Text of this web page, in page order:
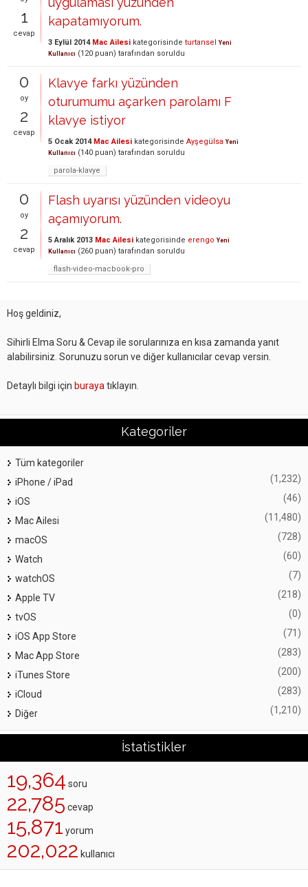
1
cevap
kapatamıyorum.
3 Eylül 2014 Mac Ailesi kategorisinde turtansel Yeni
Kullanıcı (120 puan) tarafından soruldu
0
oy
2
cevap
Klavye farkı yüzünden
oturumumu açarken parolamı F
klavye istiyor
5 Ocak 2014 Mac Ailesi kategorisinde Ayşegülsa Yeni
Kullanıcı (140 puan) tarafından soruldu
parola-klavye
0
oy
2
cevap
Flash uyarısı yüzünden videoyu
açamıyorum.
5 Aralık 2013 Mac Ailesi kategorisinde erengo Yeni
Kullanıcı (260 puan) tarafından soruldu
flash-video-macbook-pro
Hoş geldiniz,
Sihirli Elma Soru & Cevap ile sorularınıza en kısa zamanda yanıt
alabilirsiniz. Sorunuzu sorun ve diğer kullanıcılar cevap versin.
Detaylı bilgi için buraya tıklayın.
Kategoriler
Tüm kategoriler
iPhone / iPad
(1,232)
iOS (46)
Mac Ailesi (11,480)
macOS (728)
Watch (60)
watchOS (7)
Apple TV (218)
tvOS (0)
iOS App Store (71)
Mac App Store (283)
iTunes Store (200)
iCloud (283)
Diğer (1,210)
İstatistikler
19,364 soru
22,785 cevap
15,871 yorum
202,022 kullanıcı